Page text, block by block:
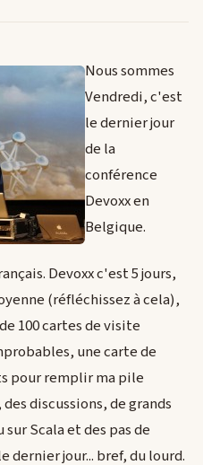
Nous sommes
Vendredi, c'est
le dernier jour
de la
conférence
Devoxx en
Belgique.
Devoxx c'est 5 jours,
(réfléchissez à cela),
100 cartes de visite
une carte de
pour remplir ma pile
discussions, de grands
Scala et des pas de
dernier jour... bref, du lourd.